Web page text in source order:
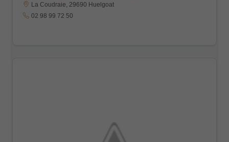
La Coudraie, 29690 Huelgoat
02 98 99 72 50